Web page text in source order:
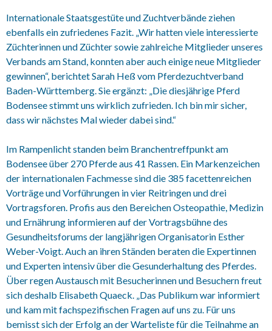
Internationale Staatsgestüte und Zuchtverbände ziehen
ebenfalls ein zufriedenes Fazit. „Wir hatten viele interessierte
Züchterinnen und Züchter sowie zahlreiche Mitglieder unseres
Verbands am Stand, konnten aber auch einige neue Mitglieder
gewinnen“, berichtet Sarah Heß vom Pferdezuchtverband
Baden-Württemberg. Sie ergänzt: „Die diesjährige Pferd
Bodensee stimmt uns wirklich zufrieden. Ich bin mir sicher,
dass wir nächstes Mal wieder dabei sind.“
Im Rampenlicht standen beim Branchentreffpunkt am
Bodensee über 270 Pferde aus 41 Rassen. Ein Markenzeichen
der internationalen Fachmesse sind die 385 facettenreichen
Vorträge und Vorführungen in vier Reitringen und drei
Vortragsforen. Profis aus den Bereichen Osteopathie, Medizin
und Ernährung informieren auf der Vortragsbühne des
Gesundheitsforums der langjährigen Organisatorin Esther
Weber-Voigt. Auch an ihren Ständen beraten die Expertinnen
und Experten intensiv über die Gesunderhaltung des Pferdes.
Über regen Austausch mit Besucherinnen und Besuchern freut
sich deshalb Elisabeth Quaeck. „Das Publikum war informiert
und kam mit fachspezifischen Fragen auf uns zu. Für uns
bemisst sich der Erfolg an der Warteliste für die Teilnahme an